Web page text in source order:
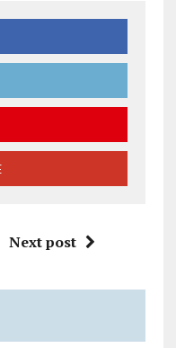
Next post